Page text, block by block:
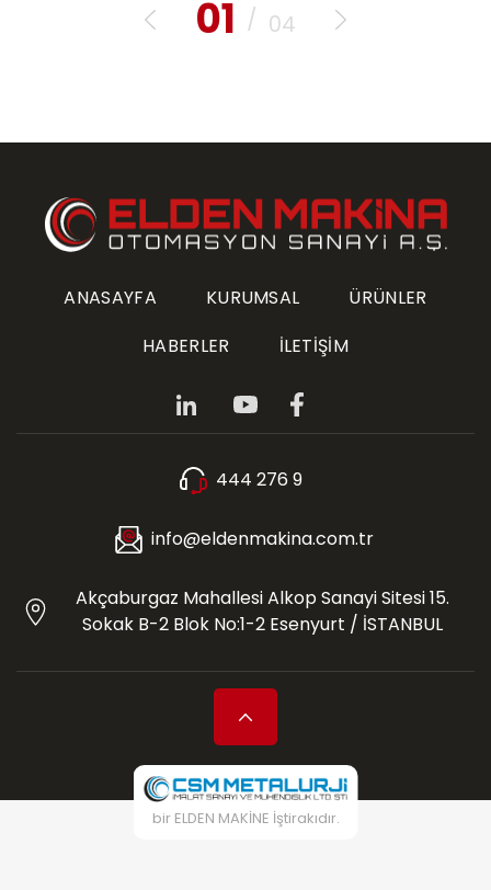
01 / 04
ANASAYFA KURUMSAL
ÜRÜNLER
HABERLER
İLETİŞİM
444 276 9
info@eldenmakina.com.tr
Akçaburgaz Mahallesi Alkop Sanayi Sitesi 15.
Sokak B-2 Blok No:1-2 Esenyurt / İSTANBUL
bir ELDEN MAKİNE İştirakıdır.